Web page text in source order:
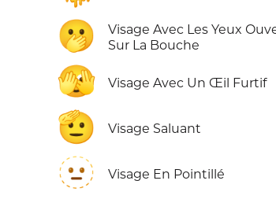
🫢
Visage Avec Les Yeux
Sur La Bouche
🫣 Visage Avec Un Œil Furtif
🫡 Visage Saluant
🫥 Visage En Pointillé